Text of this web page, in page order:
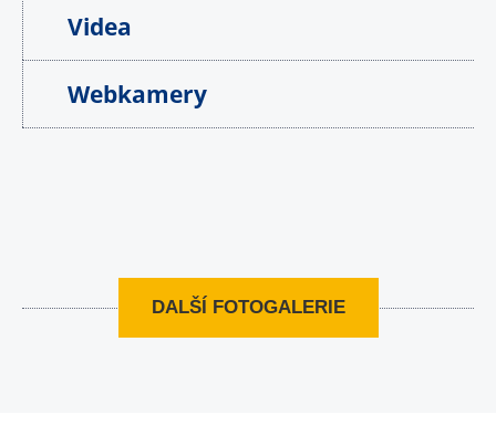
Videa
Webkamery
DALŠÍ FOTOGALERIE